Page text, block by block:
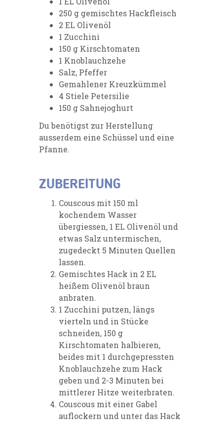
250 g gemischtes Hackfleisch
2 EL Olivenöl
1 Zucchini
150 g Kirschtomaten
1 Knoblauchzehe
Salz, Pfeffer
Gemahlener Kreuzkümmel
4 Stiele Petersilie
150 g Sahnejoghurt
Du benötigst zur Herstellung
ausserdem eine Schüssel und eine
Pfanne.
ZUBEREITUNG
Couscous mit 150 ml
kochendem Wasser
übergiessen, 1 EL Olivenöl und
etwas Salz untermischen,
zugedeckt 5 Minuten Quellen
lassen.
Gemischtes Hack in 2 EL
heißem Olivenöl braun
anbraten.
1 Zucchini putzen, längs
vierteln und in Stücke
schneiden, 150 g
Kirschtomaten halbieren,
beides mit 1 durchgepressten
Knoblauchzehe zum Hack
geben und 2-3 Minuten bei
mittlerer Hitze weiterbraten.
Couscous mit einer Gabel
auflockern und unter das Hack